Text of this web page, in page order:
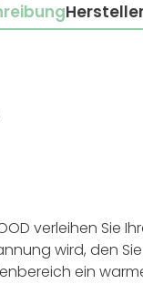
verleihen Sie
wird, den
ein